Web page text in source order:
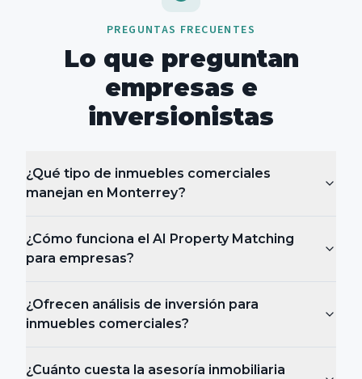
PREGUNTAS FRECUENTES
Lo que preguntan
empresas e
inversionistas
¿Qué tipo de inmuebles comerciales
manejan en Monterrey?
¿Cómo funciona el AI Property Matching
para empresas?
¿Ofrecen análisis de inversión para
inmuebles comerciales?
¿Cuánto cuesta la asesoría inmobiliaria